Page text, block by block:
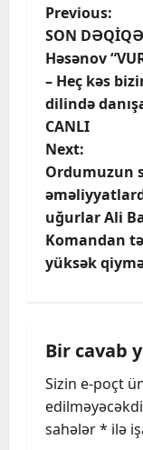
P
o
s
t
n
a
v
a
t
i
Previous:
SON
Həsənov
– Heç kəs
dilində
CANLI
Next:
Ordumuzun
uğurlar Ali
Komandan
yüksək
Bir cavab
Sizin e-poçt
sahələr* ilə